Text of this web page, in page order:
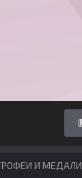
И МЕДАЛИ